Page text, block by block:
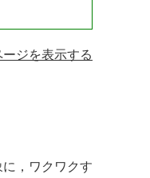
ジを表示する
，ワクワクす